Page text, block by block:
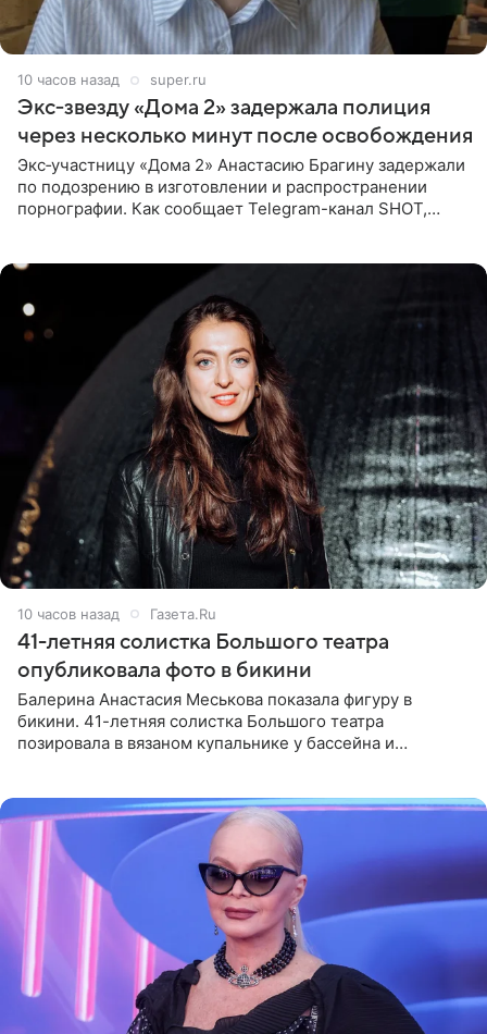
10 часов назад super.ru
Экс‑звезду «Дома 2» задержала полиция
через несколько минут после освобождения
Экс‑участницу «Дома 2» Анастасию Брагину задержали
по подозрению в изготовлении и распространении
порнографии. Как сообщает Telegram-канал SHOT,
10 часов назад Газета.Ru
41-летняя солистка Большого театра
опубликовала фото в бикини
Балерина Анастасия Меськова показала фигуру в
бикини. 41-летняя солистка Большого театра
позировала в вязаном купальнике у бассейна и